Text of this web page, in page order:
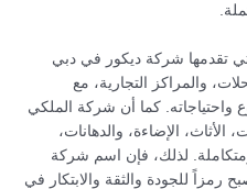
تقدمها شركة ديكور في دبي
والمراكز التجارية، مع
كما أن شركة الملكي
الإضاءة، والدهانات،
لذلك، فإن اسم شركة
للجودة والثقة والابتكار في